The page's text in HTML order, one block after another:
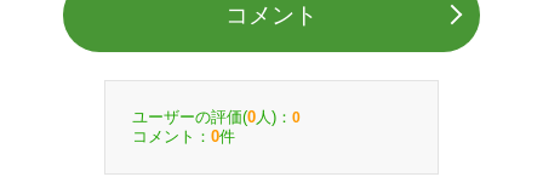
コメント
ユーザーの評価(0 人)： 0
コメント： 0件